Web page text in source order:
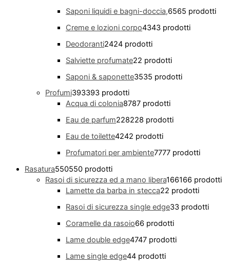
Saponi liquidi e bagni-doccia,6565 prodotti
Creme e lozioni corpo4343 prodotti
Deodoranti2424 prodotti
Salviette profumate22 prodotti
Saponi & saponette3535 prodotti
Profumi393393 prodotti
Acqua di colonia8787 prodotti
Eau de parfum228228 prodotti
Eau de toilette4242 prodotti
Profumatori per ambiente7777 prodotti
Rasatura550550 prodotti
Rasoi di sicurezza ed a mano libera166166 prodotti
Lamette da barba in stecca22 prodotti
Rasoi di sicurezza single edge33 prodotti
Coramelle da rasoio66 prodotti
Lame double edge4747 prodotti
Lame single edge44 prodotti